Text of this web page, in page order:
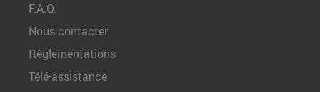
F.A.Q.
Nous contacter
Réglementations
Télé-assistance